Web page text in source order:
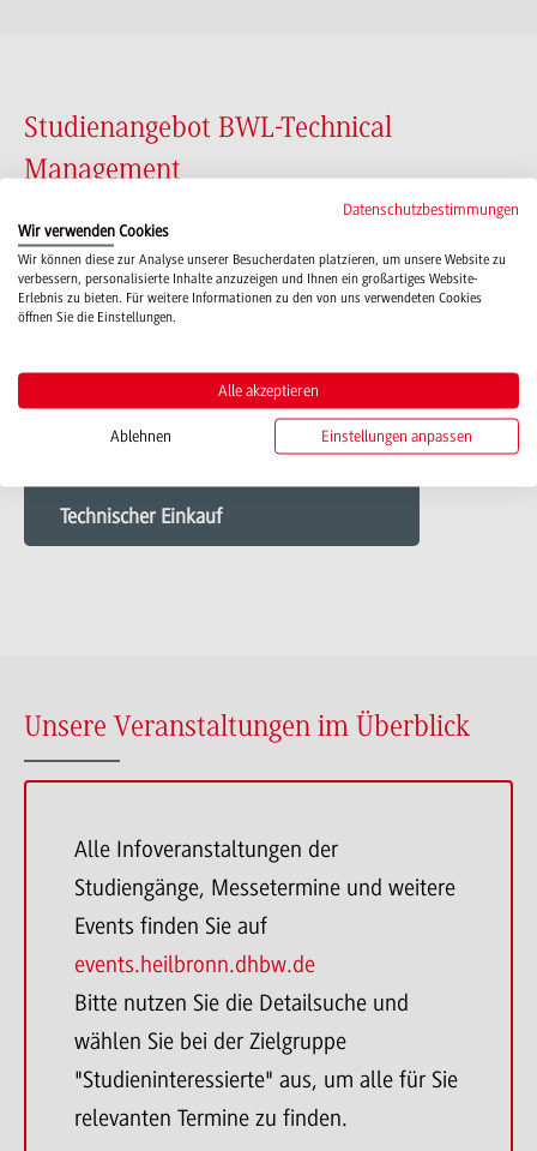
Studienangebot BWL-Technical
Management
BWL - Technical Management
Mehr
zu
Wertstoffmanagement
Recycling
BWL - Technical Management
Technischer Einkauf
Mehr
Unsere Veranstaltungen im Überblick
Alle Infoveranstaltungen der
Studiengänge, Messetermine und weitere
Events finden Sie auf
events.heilbronn.dhbw.de
Bitte nutzen Sie die Detailsuche und
wählen Sie bei der Zielgruppe
"Studieninteressierte" aus, um alle für Sie
relevanten Termine zu finden.
Datenschutzbestimmungen
Wir verwenden Cookies
Wir können diese zur Analyse unserer Besucherdaten platzieren, um unsere Website zu
verbessern, personalisierte Inhalte anzuzeigen und Ihnen ein großartiges Website-
Erlebnis zu bieten. Für weitere Informationen zu den von uns verwendeten Cookies
öffnen Sie die Einstellungen.
Alle akzeptieren
Ablehnen Einstellungen anpassen